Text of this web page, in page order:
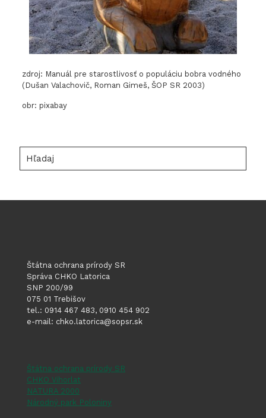
zdroj: Manuál pre starostlivosť o populáciu bobra vodného
(Dušan Valachovič, Roman Gimeš, ŠOP SR 2003)
obr: pixabay
Štátna ochrana prírody SR
Správa CHKO Latorica
SNP 200/99
075 01 Trebišov
tel.: 0914 467 483, 0910 454 902
e-mail: chko.latorica@sopsr.sk
Štátna ochrana prírody SR
CHKO Vihorlat
NATURA 2000
Národný park Poloniny